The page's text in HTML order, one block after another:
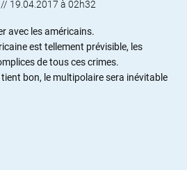
// 19.04.2017 à 02h32
avec les américains.
est tellement prévisible, les
de tous ces crimes.
bon, le multipolaire sera inévitable